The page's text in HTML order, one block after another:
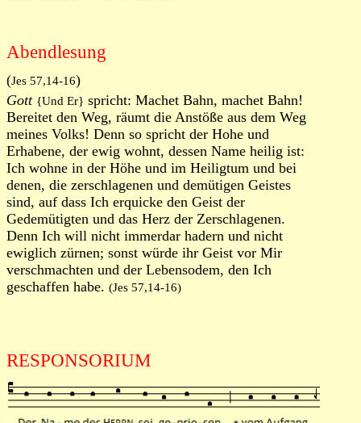
Abendlesung
(Jes 57,14-16)
Gott {Und Er} spricht: Machet Bahn, machet Bahn!
Bereitet den Weg, räumt die Anstöße aus dem Weg
meines Volks! Denn so spricht der Hohe und
Erhabene, der ewig wohnt, dessen Name heilig ist:
Ich wohne in der Höhe und im Heiligtum und bei
denen, die zerschlagenen und demütigen Geistes
sind, auf dass Ich erquicke den Geist der
Gedemütigten und das Herz der Zerschlagenen.
Denn Ich will nicht immerdar hadern und nicht
ewiglich zürnen; sonst würde ihr Geist vor Mir
verschmachten und der Lebensodem, den Ich
geschaffen habe. (Jes 57,14-16)
RESPONSORIUM